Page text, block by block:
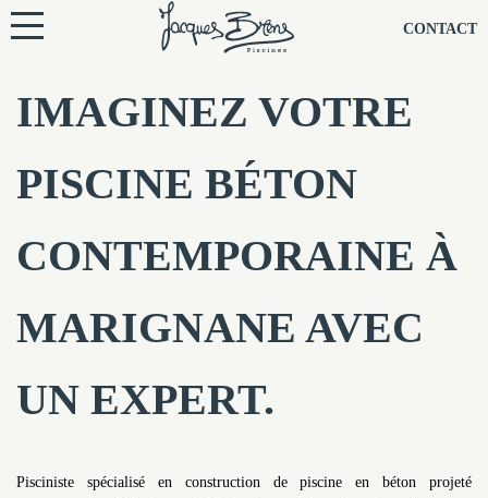
CONTACT
IMAGINEZ VOTRE
PISCINE BÉTON
CONTEMPORAINE À
MARIGNANE AVEC
UN EXPERT.
Pisciniste spécialisé en construction de piscine en béton projeté
NOS PISCINES
NOTRE TECHNIQUE
NOS CONSEILS
NOS AGENCES
CONTACTEZ-NOUS